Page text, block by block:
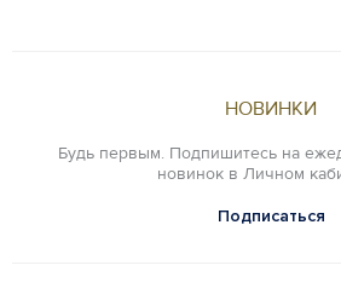
НОВИНКИ
Будь первым. Подпишитесь на
новинок в Личном
Подписаться